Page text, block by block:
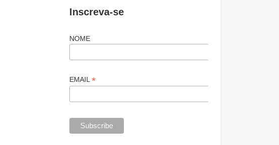
Inscreva-se
NOME
EMAIL *